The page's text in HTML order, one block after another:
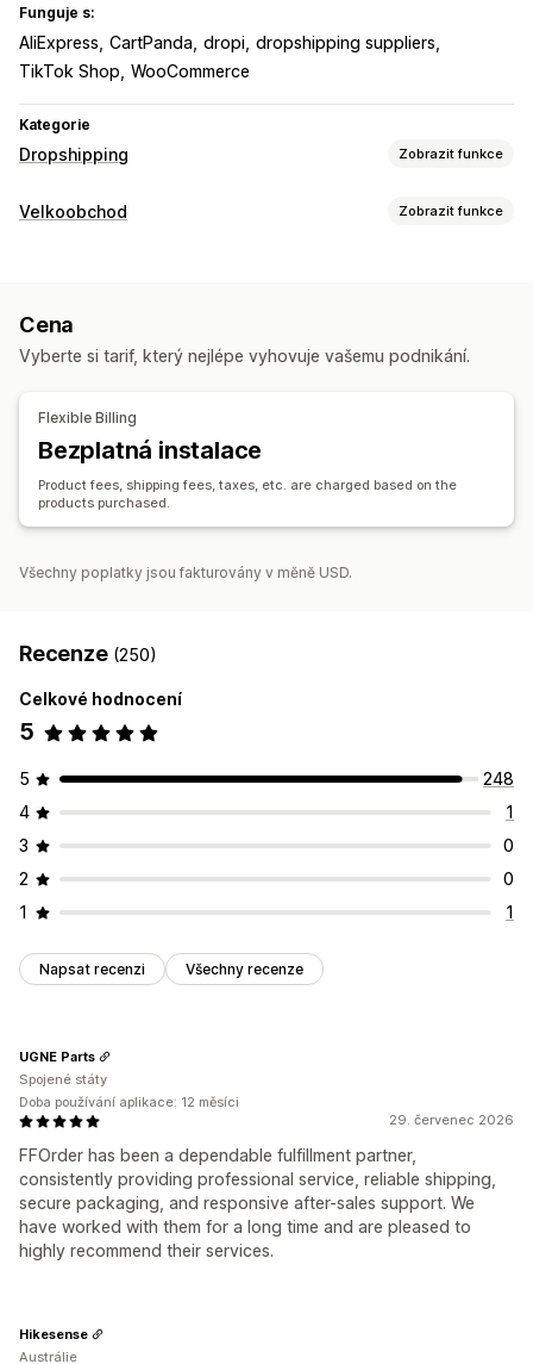
Funguje s:
AliExpress CartPanda dropi dropshipping suppliers
TikTok Shop WooCommerce
Kategorie
Dropshipping Zobrazit funkce
Produkty, které můžete prodávat
Sportovní zboží
Firmy a kancelář
Zdrojové lokality
Brazílie
Vietnam Čína
Velkoobchod Zobrazit funkce
Uzamykání cen
Synchronizace skladových zásob
Import a export
Cena
Vyberte si tarif, který nejlépe vyhovuje vašemu podnikání.
Flexible Billing
Bezplatná instalace
Product fees, shipping fees, taxes, etc. are charged based on the
products purchased.
Všechny poplatky jsou fakturovány v měně USD.
Recenze (250)
Celkové hodnocení
5
5
248
4
1
3
0
2
0
1
1
Napsat recenzi Všechny recenze
29. červenec 2026
FFOrder has been a dependable fulfillment partner,
consistently providing professional service, reliable shipping,
secure packaging, and responsive after-sales support. We
have worked with them for a long time and are pleased to
highly recommend their services.
UGNE Parts
Spojené státy
Doba používání aplikace: 12 měsíci
Hikesense
Austrálie